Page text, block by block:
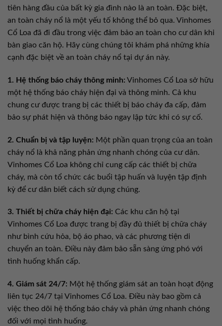
tiên hàng đầu của bất kỳ gia đình nào là an toàn. Đặc biệt,
an toàn cháy nổ là một yếu tố không thể bỏ qua. Vinhomes
Cổ Loa đã đi đầu trong việc đảm bảo an toàn cho cư dân khi
bàn giao căn hộ. Hãy cùng chúng tôi khám phá những khía
cạnh đặc biệt về an toàn cháy nổ tại dự án này.
1. Hệ thống báo cháy thông minh: Vinhomes Cổ Loa sở hữu
một hệ thống báo cháy hiện đại và thông minh. Cả khu
chung cư được trang bị các thiết bị báo cháy đa cấp, đảm
bảo sự phát hiện và thông báo ngay lập tức khi có sự cố.
2. Chuẩn bị và tập luyện: Một phần quan trọng của an toàn
cháy nổ là khả năng phản ứng nhanh chóng của cư dân.
Vinhomes Cổ Loa không chỉ cung cấp các thiết bị chữa
cháy, mà còn tổ chức các buổi tập huấn và luyện tập định
kỳ để cư dân biết cách sử dụng chúng.
3. Thiết bị chữa cháy hiện đại: Các khu căn hộ tại
Vinhomes Cổ Loa được trang bị đầy đủ thiết bị chữa cháy
như bình cứu hỏa, bộ áo phao, và các phương tiện di
chuyển an toàn. Điều này đảm bảo sẵn sàng ứng phó với
tình huống khẩn cấp.
4. Giám sát 24/7: Một hệ thống giám sát an toàn hoạt động
liên tục 24/7 tại Vinhomes Cổ Loa. Điều này bao gồm cả
việc theo dõi hệ thống báo cháy và phản ứng nhanh chóng
đối với mọi tình huống.